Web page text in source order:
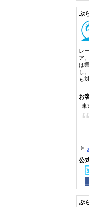
ぷ
レ
ア
は
し
も
お
東
“
公
ぷ